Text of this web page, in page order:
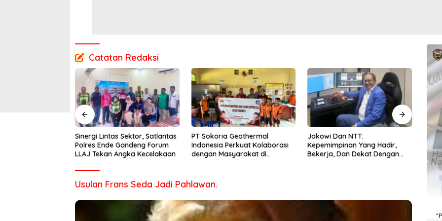
Catatan Redaksi
Sinergi Lintas Sektor, Satlantas
Polres Ende Gandeng Forum
LLAJ Tekan Angka Kecelakaan
PT Sokoria Geothermal
Indonesia Perkuat Kolaborasi
dengan Masyarakat di
Jokowi Dan NTT:
Kepemimpinan Yang Hadir,
Bekerja, Dan Dekat Dengan
Usulan Frans Seda Jadi Pahlawan.